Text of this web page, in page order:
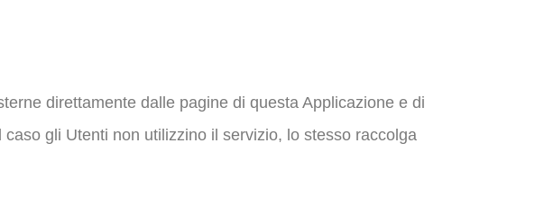
direttamente dalle pagine di questa Applicazione e di
gli Utenti non utilizzino il servizio, lo stesso raccolga